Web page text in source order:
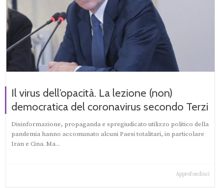
Il virus dell’opacità. La lezione (non)
democratica del coronavirus secondo Terzi
Disinformazione, propaganda e spregiudicato utilizzo politico della
pandemia hanno accomunato alcuni Paesi totalitari, in particolare
Iran e Cina. Ma...
Approfondisci